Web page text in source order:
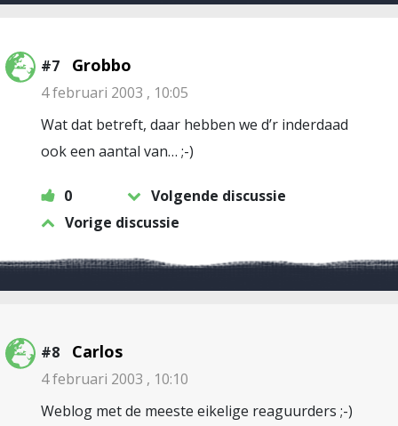
#7 Grobbo
4 februari 2003 , 10:05
Wat dat betreft, daar hebben we d’r inderdaad
ook een aantal van… ;-)
0
Volgende discussie
Vorige discussie
#8 Carlos
4 februari 2003 , 10:10
Weblog met de meeste eikelige reaguurders ;-)